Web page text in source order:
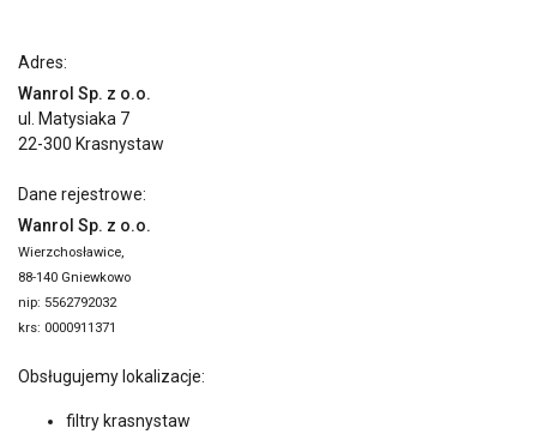
Adres:
Wanrol Sp. z o.o.
ul. Matysiaka 7
22-300 Krasnystaw
Dane rejestrowe:
Wanrol Sp. z o.o.
Wierzchosławice,
88-140 Gniewkowo
nip: 5562792032
krs: 0000911371
Obsługujemy lokalizacje:
filtry krasnystaw